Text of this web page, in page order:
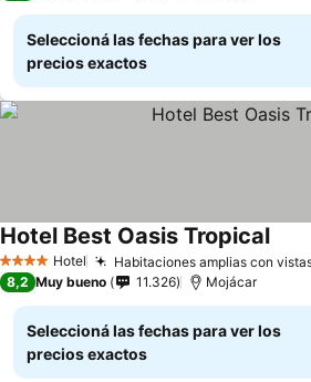
Seleccioná las fechas para ver los
precios exactos
4 EstrellasHotel Habitaciones amplias con
Hotel Best Oasis Tropical
8,2 Muy bueno 11.326 Mojácar
Seleccioná las fechas para ver los
precios exactos